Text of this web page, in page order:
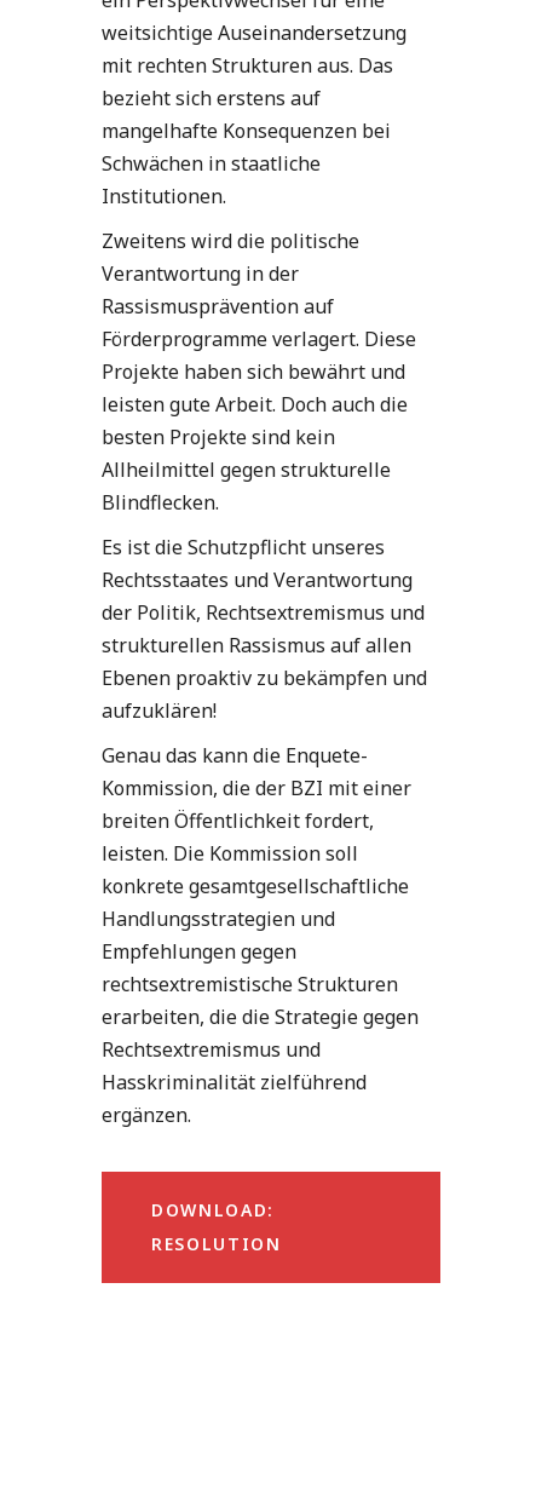
weitsichtige Auseinandersetzung
mit rechten Strukturen aus. Das
bezieht sich erstens auf
mangelhafte Konsequenzen bei
Schwächen in staatliche
Institutionen.
Zweitens wird die politische
Verantwortung in der
Rassismusprävention auf
Förderprogramme verlagert. Diese
Projekte haben sich bewährt und
leisten gute Arbeit. Doch auch die
besten Projekte sind kein
Allheilmittel gegen strukturelle
Blindflecken.
Es ist die Schutzpflicht unseres
Rechtsstaates und Verantwortung
der Politik, Rechtsextremismus und
strukturellen Rassismus auf allen
Ebenen proaktiv zu bekämpfen und
aufzuklären!
Genau das kann die Enquete-
Kommission, die der BZI mit einer
breiten Öffentlichkeit fordert,
leisten. Die Kommission soll
konkrete gesamtgesellschaftliche
Handlungsstrategien und
Empfehlungen gegen
rechtsextremistische Strukturen
erarbeiten, die die Strategie gegen
Rechtsextremismus und
Hasskriminalität zielführend
ergänzen.
DOWNLOAD:
RESOLUTION